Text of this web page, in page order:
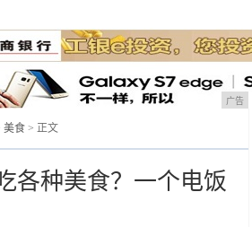
广告
美食 > 正文
各种美食？一个电饭